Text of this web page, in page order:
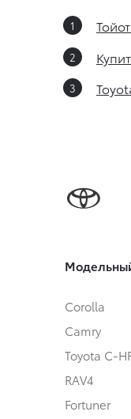
Corolla
Camry
Toyota C-
RAV4
Fortuner